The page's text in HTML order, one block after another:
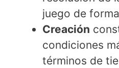
juego de
Creación
condiciones
términos de